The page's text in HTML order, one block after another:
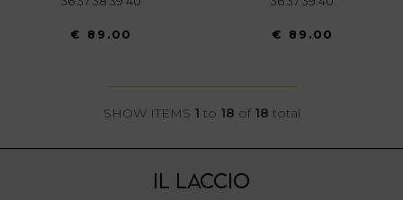
€ 89.00 € 89.00
SHOW ITEMS 1 to 18 of 18 total
IL LACCIO